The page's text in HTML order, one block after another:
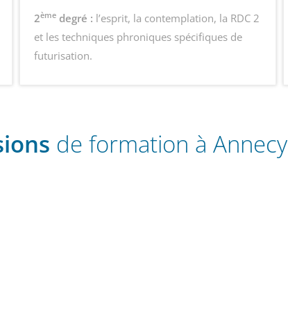
2èmedegré : l’esprit, la contemplation, la RDC 2
et les techniques phroniques spécifiques de
futurisation.
de formation à Annecy